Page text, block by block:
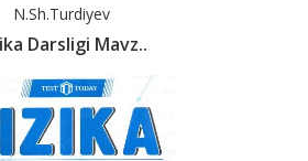
N.Sh.Turdiyev
Darsligi Mavz..